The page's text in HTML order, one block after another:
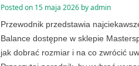
Posted on 15 maja 2026byadmin
Przewodnik przedstawia
Balance dostępne w sklepie
jak dobrać rozmiar i na co zwrócić